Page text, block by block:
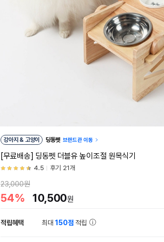
강아지 & 고양이 딩동펫 브랜드관 이동
[무료배송] 딩동펫 더블유 높이조절 원목식기
4.5 후기 21개
23,000원
54% 10,500원
적립혜택 최대150점 적립